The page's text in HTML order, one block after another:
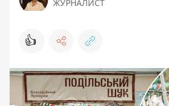
ЖУРНАЛИСТ
👍